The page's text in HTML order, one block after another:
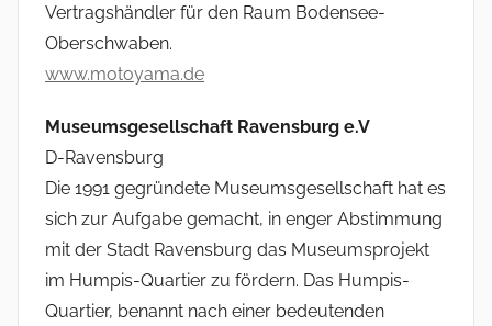
Vertragshändler für den Raum Bodensee-
Oberschwaben.
www.motoyama.de
Museumsgesellschaft Ravensburg e.V
D-Ravensburg
Die 1991 gegründete Museumsgesellschaft hat es
sich zur Aufgabe gemacht, in enger Abstimmung
mit der Stadt Ravensburg das Museumsprojekt
im Humpis-Quartier zu fördern. Das Humpis-
Quartier, benannt nach einer bedeutenden